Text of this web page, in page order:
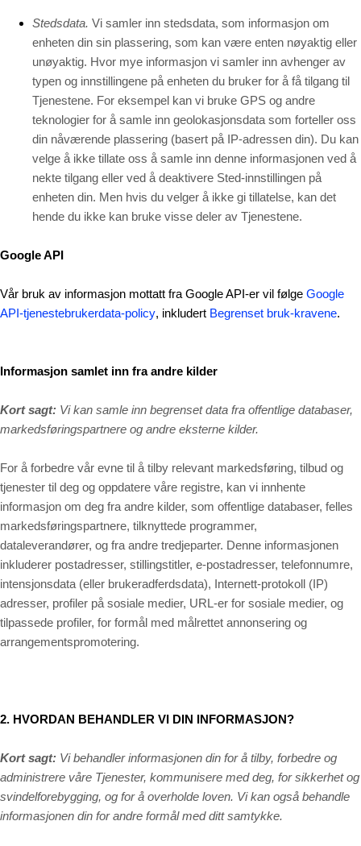
Stedsdata. Vi samler inn stedsdata, som informasjon om
enheten din sin plassering, som kan være enten nøyaktig eller
unøyaktig. Hvor mye informasjon vi samler inn avhenger av
typen og innstillingene på enheten du bruker for å få tilgang til
Tjenestene. For eksempel kan vi bruke GPS og andre
teknologier for å samle inn geolokasjonsdata som forteller oss
din nåværende plassering (basert på IP-adressen din). Du kan
velge å ikke tillate oss å samle inn denne informasjonen ved å
nekte tilgang eller ved å deaktivere Sted-innstillingen på
enheten din. Men hvis du velger å ikke gi tillatelse, kan det
hende du ikke kan bruke visse deler av Tjenestene.
Google API
Vår bruk av informasjon mottatt fra Google API-er vil følge Google
API-tjenestebrukerdata-policy, inkludert Begrenset bruk-kravene.
Informasjon samlet inn fra andre kilder
Kort sagt: Vi kan samle inn begrenset data fra offentlige databaser,
markedsføringspartnere og andre eksterne kilder.
For å forbedre vår evne til å tilby relevant markedsføring, tilbud og
tjenester til deg og oppdatere våre registre, kan vi innhente
informasjon om deg fra andre kilder, som offentlige databaser, felles
markedsføringspartnere, tilknyttede programmer,
dataleverandører, og fra andre tredjeparter. Denne informasjonen
inkluderer postadresser, stillingstitler, e-postadresser, telefonnumre,
intensjonsdata (eller brukeradferdsdata), Internett-protokoll (IP)
adresser, profiler på sosiale medier, URL-er for sosiale medier, og
tilpassede profiler, for formål med målrettet annonsering og
arrangementspromotering.
2. HVORDAN BEHANDLER VI DIN INFORMASJON?
Kort sagt: Vi behandler informasjonen din for å tilby, forbedre og
administrere våre Tjenester, kommunisere med deg, for sikkerhet og
svindelforebygging, og for å overholde loven. Vi kan også behandle
informasjonen din for andre formål med ditt samtykke.